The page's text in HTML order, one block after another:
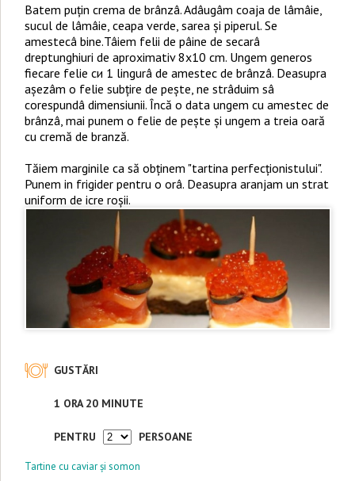
Batem puțin crema de brânzâ. Adâugâm coaja de lâmâie,
sucul de lâmâie, ceapa verde, sarea și piperul. Se
amestecâ bine.Tâiem felii de pâine de secarâ
dreptunghiuri de aproximativ 8x10 cm. Ungem generos
fiecare felie си 1 lingurâ de amestec de brânzâ. Deasupra
așezâm о felie subțire de pește, ne strâduim sâ
corespundâ dimensiunii. Încă о data ungem cu amestec de
brânzâ, mai punem о felie de pește și ungem a treia oară
cu cremă de branză.
Tăiem marginile ca să obținem "tartina perfecționistului".
Punem in frigider pentru о orâ. Deasupra aranjam un strat
uniform de icre roșii.
GUSTĂRI
1 ORA 20 MINUTE
PENTRU PERSOANE
Tartine cu caviar și somon